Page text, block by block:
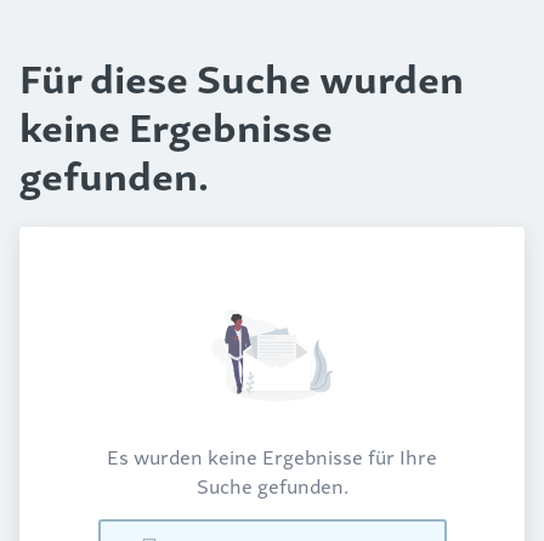
Für diese Suche wurden
keine Ergebnisse
gefunden.
Es wurden keine Ergebnisse für Ihre
Suche gefunden.